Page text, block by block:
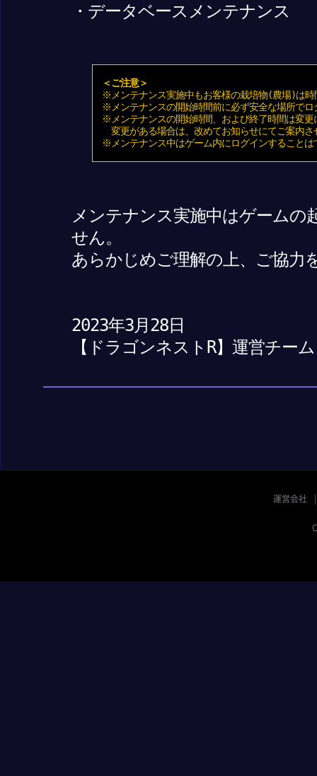
・データベースメンテナンス
＜ご注意＞
※メンテナンス実施中もお客様の栽培物(農場)は時
※メンテナンスの開始時間前に必ず安全な場所でロ
※メンテナンスの開始時間、および終了時間は変更
変更がある場合は、改めてお知らせにてご案内さ
※メンテナンス中はゲーム内にログインすることは
メンテナンス実施中はゲームの
せん。
あらかじめご理解の上、ご協力
2023年3月28日
【ドラゴンネストR】運営チーム
運営会社